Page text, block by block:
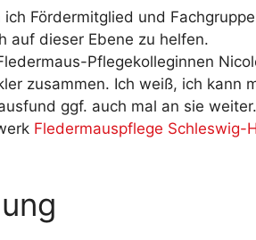
ich Fördermitglied und
auf dieser Ebene zu helfen.
Pflegekolleginnen
zusammen. Ich weiß, ich kann
ggf. auch mal an sie weiter.
Fledermauspflege Schleswig-